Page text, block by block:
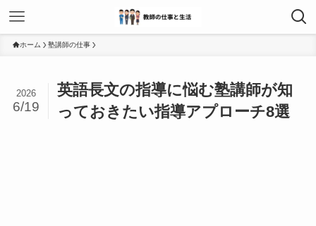
ホーム 塾講師の仕事
英語長文の指導に悩む塾講師が知
っておきたい指導アプローチ8選
2026
6/19